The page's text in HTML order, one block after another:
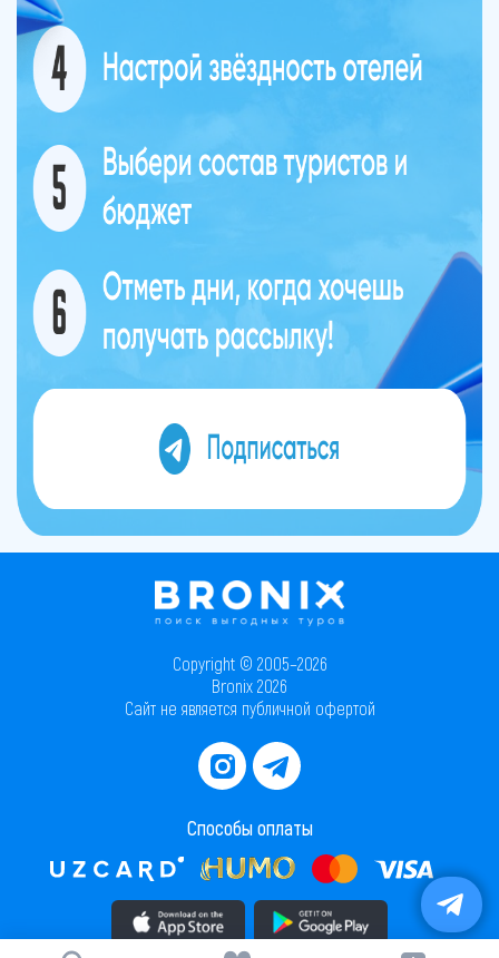
Copyright © 2005–2026
Bronix 2026
Сайт не является публичной офертой
Способы оплаты
Скачать приложение в AppStore Скачать приложение в PlayMarket